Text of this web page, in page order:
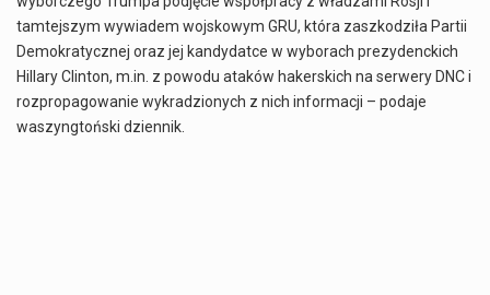
tamtejszym wywiadem wojskowym GRU, która zaszkodziła Partii
Demokratycznej oraz jej kandydatce w wyborach prezydenckich
Hillary Clinton, m.in. z powodu ataków hakerskich na serwery DNC i
rozpropagowanie wykradzionych z nich informacji – podaje
waszyngtoński dziennik.